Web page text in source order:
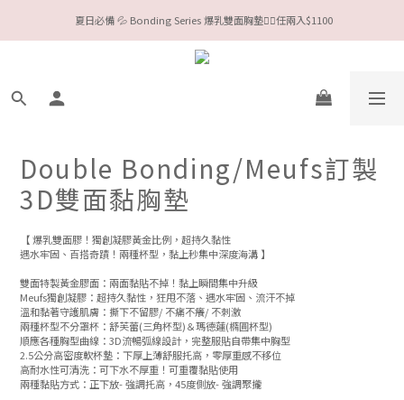
今夏限定Meufs泳衣工作坊 🥳 手做妳獨一無二的Bikini👙
Valentine❤️‍🔥全款情趣系列任選兩件88折！
今夏限定Meufs泳衣工作坊 🥳 手做妳獨一無二的Bikini👙
Double Bonding/Meufs訂製
3D雙面黏胸墊
【 爆乳雙面膠！獨創凝膠黃金比例，超持久黏性
遇水牢固、百搭奇蹟！兩種杯型，黏上秒集中深度海溝 】
雙面特製黃金膠面：兩面黏貼不掉！黏上瞬間集中升級
Meufs獨創凝膠：超持久黏性，狂甩不落、遇水牢固、流汗不掉
溫和黏著守護肌膚：撕下不留膠/ 不痛不癢/ 不刺激
兩種杯型不分罩杯：舒芙蕾(三角杯型)＆瑪德蓮(橢圓杯型)
順應各種胸型曲線：3D流暢弧線設計，完整服貼自帶集中胸型
2.5公分高密度軟杯墊：下厚上薄舒服托高，零厚重感不移位
高耐水性可清洗：可下水不厚重！可重覆黏貼使用
兩種黏貼方式：正下放- 強調托高，45度側放- 強調聚攏